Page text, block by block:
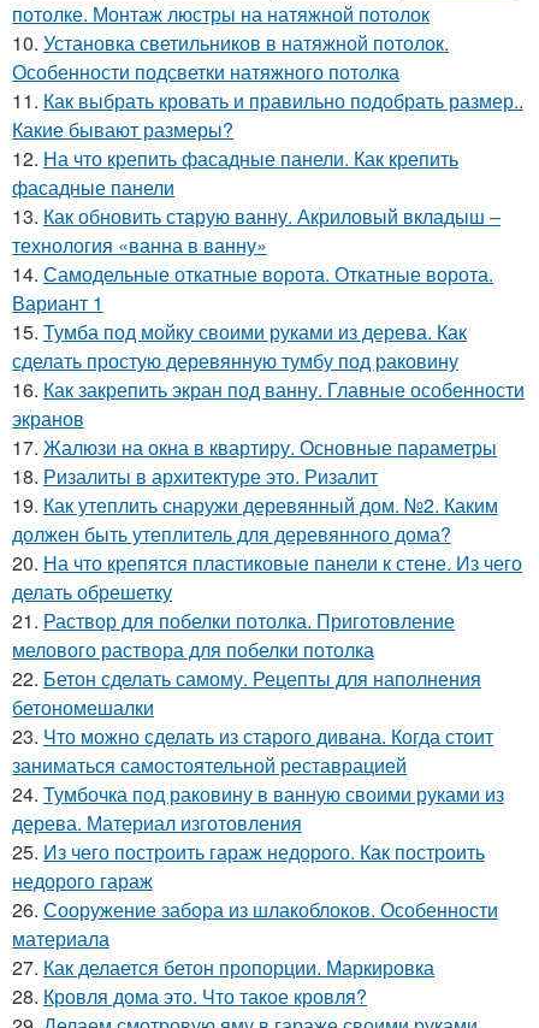
потолке. Монтаж люстры на натяжной потолок
10. Установка светильников в натяжной потолок.
Особенности подсветки натяжного потолка
11. Как выбрать кровать и правильно подобрать размер..
Какие бывают размеры?
12. На что крепить фасадные панели. Как крепить
фасадные панели
13. Как обновить старую ванну. Акриловый вкладыш –
технология «ванна в ванну»
14. Самодельные откатные ворота. Откатные ворота.
Вариант 1
15. Тумба под мойку своими руками из дерева. Как
сделать простую деревянную тумбу под раковину
16. Как закрепить экран под ванну. Главные особенности
экранов
17. Жалюзи на окна в квартиру. Основные параметры
18. Ризалиты в архитектуре это. Ризалит
19. Как утеплить снаружи деревянный дом. №2. Каким
должен быть утеплитель для деревянного дома?
20. На что крепятся пластиковые панели к стене. Из чего
делать обрешетку
21. Раствор для побелки потолка. Приготовление
мелового раствора для побелки потолка
22. Бетон сделать самому. Рецепты для наполнения
бетономешалки
23. Что можно сделать из старого дивана. Когда стоит
заниматься самостоятельной реставрацией
24. Тумбочка под раковину в ванную своими руками из
дерева. Материал изготовления
25. Из чего построить гараж недорого. Как построить
недорого гараж
26. Сооружение забора из шлакоблоков. Особенности
материала
27. Как делается бетон пропорции. Маркировка
28. Кровля дома это. Что такое кровля?